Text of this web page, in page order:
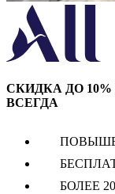
СКИДКА ДО
ВСЕГДА
БОЛЕЕ